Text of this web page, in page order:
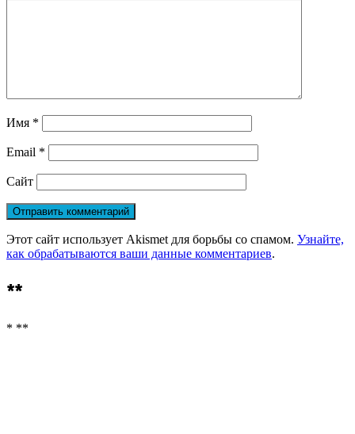
Имя *
Email *
Сайт
Этот сайт использует Akismet для борьбы со спамом. Узнайте,
как обрабатываются ваши данные комментариев.
**
* **